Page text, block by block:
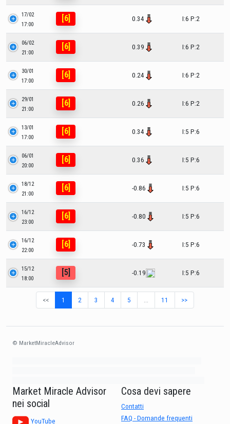
17/02
17:00
[6] 0.34 I:6 P:2
06/02
21:00
[6] 0.39 I:6 P:2
30/01
17:00
[6] 0.24 I:6 P:2
29/01
21:00
[6] 0.26 I:6 P:2
13/01
17:00
[6] 0.34 I:5 P:6
06/01
20:00
[6] 0.36 I:5 P:6
18/12
21:00
[6] -0.86 I:5 P:6
16/12
23:00
[6] -0.80 I:5 P:6
16/12
22:00
[6] -0.73 I:5 P:6
15/12
18:00
[5] -0.19 I:5 P:6
<< 1 2 3 4 5 11 >>
© MarketMiracleAdvisor
Market Miracle Advisor
nei social
YouTube
Cosa devi sapere
Contatti
FAQ - Domande frequenti